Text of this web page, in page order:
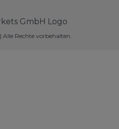
Rechte vorbehalten.